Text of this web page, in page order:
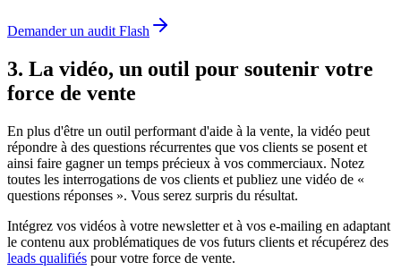
Demander un audit Flash
3. La vidéo, un outil pour soutenir votre
force de vente
En plus d'être un outil performant d'aide à la vente, la vidéo peut
répondre à des questions récurrentes que vos clients se posent et
ainsi faire gagner un temps précieux à vos commerciaux. Notez
toutes les interrogations de vos clients et publiez une vidéo de «
questions réponses ». Vous serez surpris du résultat.
Intégrez vos vidéos à votre newsletter et à vos e-mailing en adaptant
le contenu aux problématiques de vos futurs clients et récupérez des
leads qualifiés pour votre force de vente.